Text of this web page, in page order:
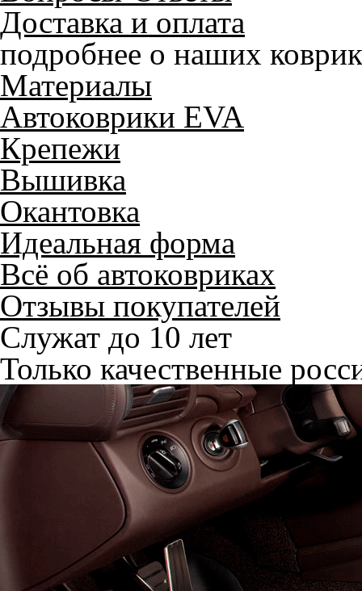
Доставка и оплата
подробнее о наших
Материалы
Автоковрики EVA
Крепежи
Вышивка
Окантовка
Идеальная форма
Всё об автоковриках
Отзывы покупателей
Служат до 10 лет
Только качественные